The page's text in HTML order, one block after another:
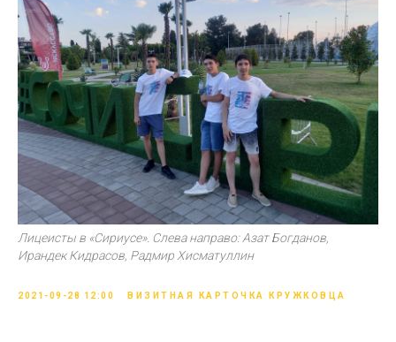
Лицеисты в «Сириусе». Слева направо: Азат Богданов,
Ирандек Кидрасов, Радмир Хисматуллин
2021-09-28 12:00 ВИЗИТНАЯ КАРТОЧКА КРУЖКОВЦА